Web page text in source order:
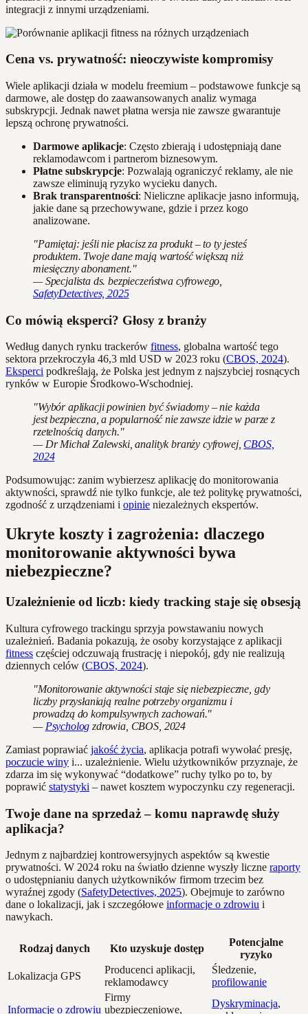
integracji z innymi urządzeniami.
Cena vs. prywatność: nieoczywiste kompromisy
Wiele aplikacji działa w modelu freemium – podstawowe funkcje są
darmowe, ale dostęp do zaawansowanych analiz wymaga
subskrypcji. Jednak nawet płatna wersja nie zawsze gwarantuje
lepszą ochronę prywatności.
Darmowe aplikacje: Często zbierają i udostępniają dane
reklamodawcom i partnerom biznesowym.
Płatne subskrypcje: Pozwalają ograniczyć reklamy, ale nie
zawsze eliminują ryzyko wycieku danych.
Brak transparentności: Nieliczne aplikacje jasno informują,
jakie dane są przechowywane, gdzie i przez kogo
analizowane.
"Pamiętaj: jeśli nie płacisz za produkt – to ty jesteś
produktem. Twoje dane mają wartość większą niż
miesięczny abonament."
— Specjalista ds. bezpieczeństwa cyfrowego,
SafetyDetectives, 2025
Co mówią eksperci? Głosy z branży
Według danych rynku trackerów fitness, globalna wartość tego
sektora przekroczyła 46,3 mld USD w 2023 roku (CBOS, 2024).
Eksperci podkreślają, że Polska jest jednym z najszybciej rosnących
rynków w Europie Środkowo-Wschodniej.
"Wybór aplikacji powinien być świadomy – nie każda
jest bezpieczna, a popularność nie zawsze idzie w parze z
rzetelnością danych."
— Dr Michał Zalewski, analityk branży cyfrowej, CBOS,
2024
Podsumowując: zanim wybierzesz aplikację do monitorowania
aktywności, sprawdź nie tylko funkcje, ale też politykę prywatności,
zgodność z urządzeniami i opinie niezależnych ekspertów.
Ukryte koszty i zagrożenia: dlaczego
monitorowanie aktywności bywa
niebezpieczne?
Uzależnienie od liczb: kiedy tracking staje się obsesją
Kultura cyfrowego trackingu sprzyja powstawaniu nowych
uzależnień. Badania pokazują, że osoby korzystające z aplikacji
fitness częściej odczuwają frustrację i niepokój, gdy nie realizują
dziennych celów (CBOS, 2024).
"Monitorowanie aktywności staje się niebezpieczne, gdy
liczby przysłaniają realne potrzeby organizmu i
prowadzą do kompulsywnych zachowań."
— Psycholog zdrowia, CBOS, 2024
Zamiast poprawiać jakość życia, aplikacja potrafi wywołać presję,
poczucie winy i... uzależnienie. Wielu użytkowników przyznaje, że
zdarza im się wykonywać “dodatkowe” ruchy tylko po to, by
poprawić statystyki – nawet kosztem wypoczynku czy regeneracji.
Twoje dane na sprzedaż – komu naprawdę służy
aplikacja?
Jednym z najbardziej kontrowersyjnych aspektów są kwestie
prywatności. W 2024 roku na światło dzienne wyszły liczne raporty
o udostępnianiu danych użytkowników firmom trzecim bez
wyraźnej zgody (SafetyDetectives, 2025). Obejmuje to zarówno
dane o lokalizacji, jak i szczegółowe informacje o zdrowiu i
nawykach.
Rodzaj danych Kto uzyskuje dostęp
Potencjalne
ryzyko
Lokalizacja GPS
Producenci aplikacji,
reklamodawcy
Śledzenie,
profilowanie
Informacje o zdrowiu
Firmy
ubezpieczeniowe,
Dyskryminacja,